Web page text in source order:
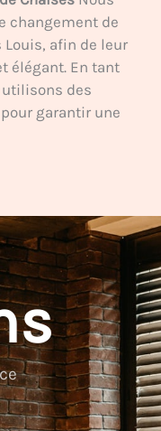
changement de
Louis, afin de leur
élégant. En tant
utilisons des
garantir une